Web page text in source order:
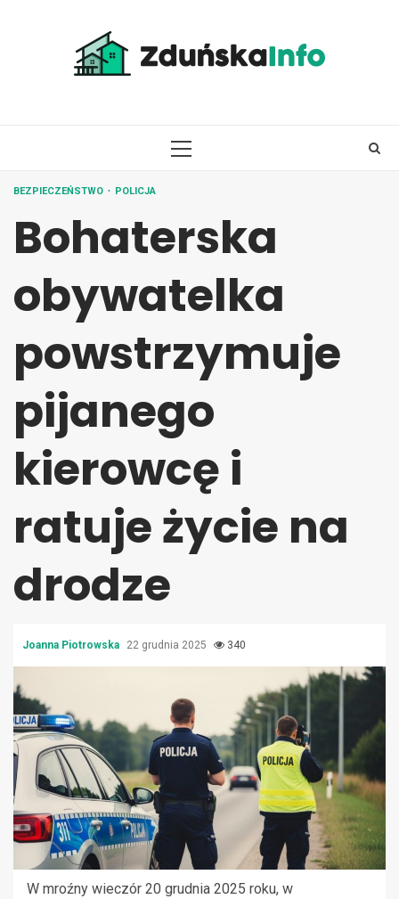
PRIMARY
BEZPIECZEŃSTWO POLICJA
Bohaterska
obywatelka
powstrzymuje
pijanego
kierowcę i
ratuje życie na
drodze
Joanna Piotrowska 22 grudnia 2025 340
W mroźny wieczór 20 grudnia 2025 roku, w